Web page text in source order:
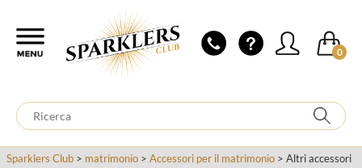
0
Sparklers Club > matrimonio > Accessori per il matrimonio > Altri accessori